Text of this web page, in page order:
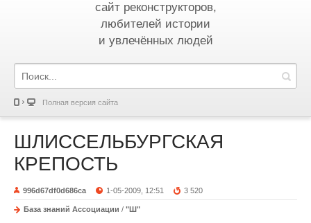
сайт реконструкторов,
любителей истории
и увлечённых людей
Полная версия сайта
ШЛИССЕЛЬБУРГСКАЯ
КРЕПОСТЬ
996d67df0d686ca 1-05-2009, 12:51 3 520
База знаний Ассоциации / "Ш"